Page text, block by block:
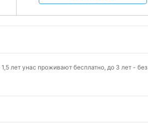
лет унас проживают бесплатно, до 3 лет - без